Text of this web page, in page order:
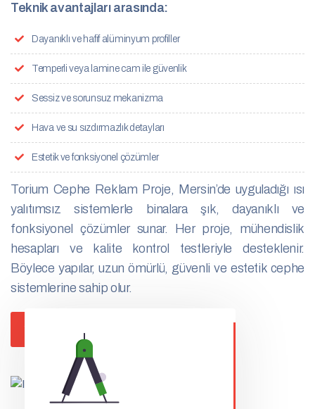
Teknik avantajları arasında:
Dayanıklı ve hafif alüminyum profiller
Temperli veya lamine cam ile güvenlik
Sessiz ve sorunsuz mekanizma
Hava ve su sızdırmazlık detayları
Estetik ve fonksiyonel çözümler
Torium Cephe Reklam Proje, Mersin’de uyguladığı ısı
yalıtımsız sistemlerle binalara şık, dayanıklı ve
fonksiyonel çözümler sunar. Her proje, mühendislik
hesapları ve kalite kontrol testleriyle desteklenir.
Böylece yapılar, uzun ömürlü, güvenli ve estetik cephe
sistemlerine sahip olur.